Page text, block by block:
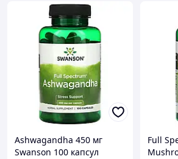
Ashwagandha 450 мг
Swanson 100 капсул
Full